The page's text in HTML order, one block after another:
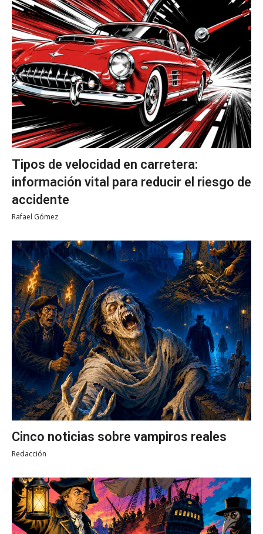
Tipos de velocidad en carretera:
información vital para reducir el riesgo de
accidente
Rafael Gómez
Cinco noticias sobre vampiros reales
Redacción